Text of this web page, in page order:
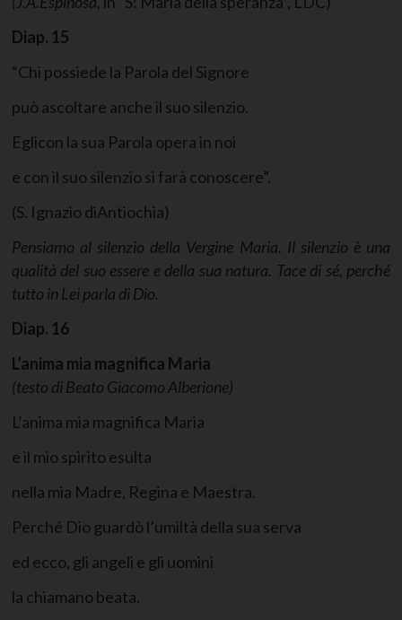
Diap. 15
“Chi possiede la Parola del Signore
può ascoltare anche il suo silenzio.
Eglicon la sua Parola opera in noi
e con il suo silenzio si farà conoscere”.
(S. Ignazio diAntiochia)
Pensiamo al silenzio della Vergine Maria. Il silenzio è una
qualità del suo essere e della sua natura. Tace di sé, perché
tutto in Lei parla di Dio.
Diap. 16
L’anima mia magnifica Maria
(testo di Beato Giacomo Alberione)
L’anima mia magnifica Maria
e il mio spirito esulta
nella mia Madre, Regina e Maestra.
Perché Dio guardò l’umiltà della sua serva
ed ecco, gli angeli e gli uomini
la chiamano beata.